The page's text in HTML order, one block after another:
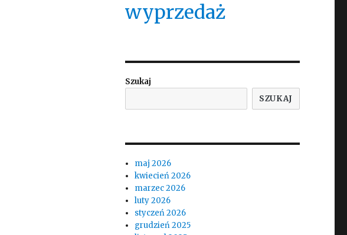
wyprzedaż
Szukaj
SZUKAJ
maj 2026
kwiecień 2026
marzec 2026
luty 2026
styczeń 2026
grudzień 2025